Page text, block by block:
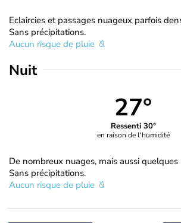
Eclaircies et passages nuageux parfois
Sans précipitations.
Aucun risque de pluie
Nuit
27°
Ressenti 30°
en raison de l'humidité
De nombreux nuages, mais aussi quelques
Sans précipitations.
Aucun risque de pluie